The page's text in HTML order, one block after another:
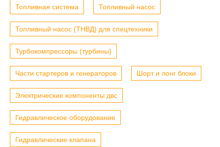
Топливная система Топливный насос
Топливный насос (ТНВД) для спецтехники
Турбокомпрессоры (турбины)
Части стартеров и генераторов Шорт и лонг блоки
Электрические компоненты двс
Гидравлическое оборудование
Гидравлические клапана